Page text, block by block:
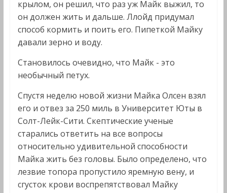
крылом, он решил, что раз уж Майк выжил, то
он должен жить и дальше. Ллойд придумал
способ кормить и поить его. Пипеткой Майку
давали зерно и воду.
Становилось очевидно, что Майк - это
необычный петух.
Спустя неделю новой жизни Майка Олсен взял
его и отвез за 250 миль в Университет Юты в
Солт-Лейк-Сити. Скептические ученые
старались ответить на все вопросы
относительно удивительной способности
Майка жить без головы. Было определено, что
лезвие топора пропустило яремную вену, и
сгусток крови воспрепятствовал Майку